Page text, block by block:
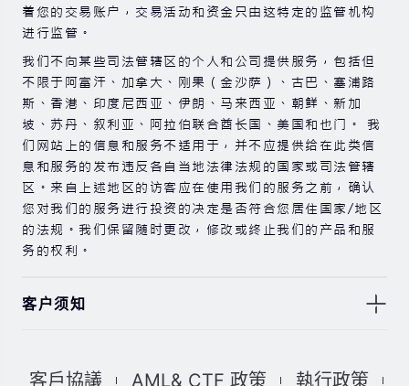
着您的交易账户，交易活动和资金只由这特定的监管机构
进行监管。
我们不向某些司法管辖区的个人和公司提供服务，包括但
不限于阿富汗、加拿大、刚果（金沙萨）、古巴、塞浦路
斯、香港、印度尼西亚、伊朗、马来西亚、朝鲜、新加
坡、苏丹、叙利亚、阿拉伯联合酋长国、美国和也门。 我
们网站上的信息和服务不适用于，并不应提供给在此类信
息和服务的发布违反各自当地法律法规的国家或司法管辖
区。来自上述地区的访客应在使用我们的服务之前，确认
您对我们的服务进行投资的决定是否符合您居住国家/地区
的法规。我们保留随时更改，修改或终止我们的产品和服
务的权利。
客户须知
息，材料或第三方材料（“材料”）仅供参考。 该材料仅
客戶協議 AML& CTF 政策 執行政策